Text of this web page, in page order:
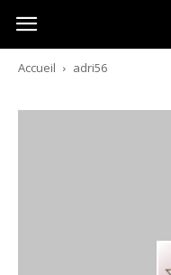
Australia-
australie.com
Accueil adri56